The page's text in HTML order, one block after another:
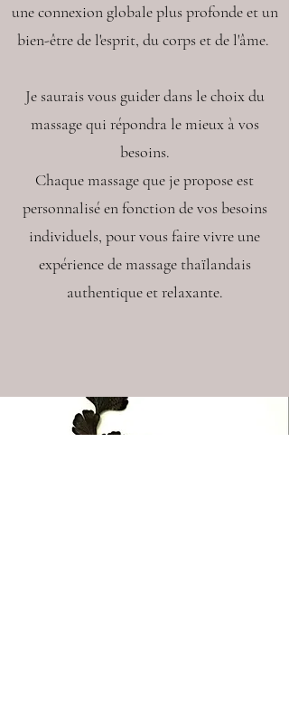
une connexion globale plus profonde et un
bien-être de l'esprit, du corps et de l'âme.
Je saurais vous guider dans le choix du
massage qui répondra le mieux à vos
besoins.
Chaque massage que je propose est
personnalisé en fonction de vos besoins
individuels, pour vous faire vivre une
expérience de massage thaïlandais
authentique et relaxante.